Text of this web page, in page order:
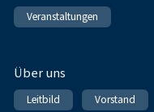
Veranstaltungen
Über uns
Leitbild Vorstand